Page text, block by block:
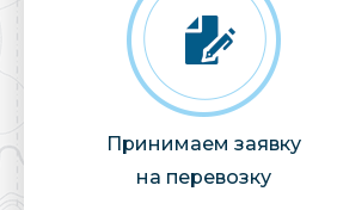
Принимаем заявку
на перевозку